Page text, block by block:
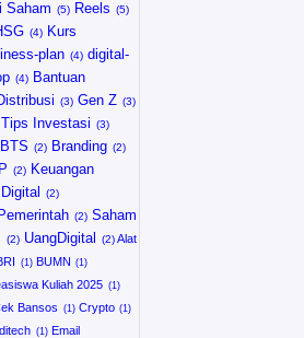
Saham
Reels
Kurs
plan
digital-
Bantuan
Gen Z
Tips Investasi
BTS
Branding
Keuangan
Saham
UangDigital
Alat
BUMN
Kuliah 2025
Bansos
Crypto
Email